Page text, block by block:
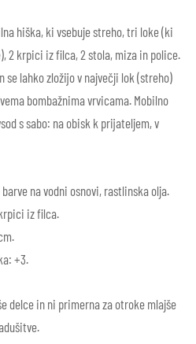
hiška, ki vsebuje streho, tri loke (ki
2 krpici iz filca, 2 stola, miza in police.
se lahko zložijo v največji lok (streho)
bombažnima vrvicama. Mobilno
s sabo: na obisk k prijateljem, v
na vodni osnovi, rastlinska olja.
iz filca.
+3.
delce in ni primerna za otroke mlajše